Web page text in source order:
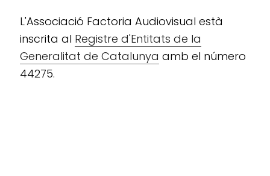
L'Associació Factoria Audiovisual està
inscrita al Registre d'Entitats de la
Generalitat de Catalunya amb el número
44275.